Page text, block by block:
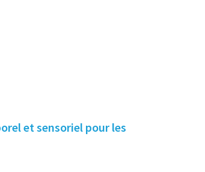
et sensoriel pour les